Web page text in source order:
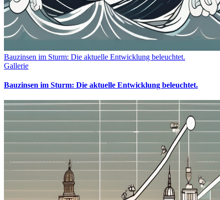
Bauzinsen im Sturm: Die aktuelle Entwicklung beleuchtet.
Gallerie
Bauzinsen im Sturm: Die aktuelle Entwicklung beleuchtet.